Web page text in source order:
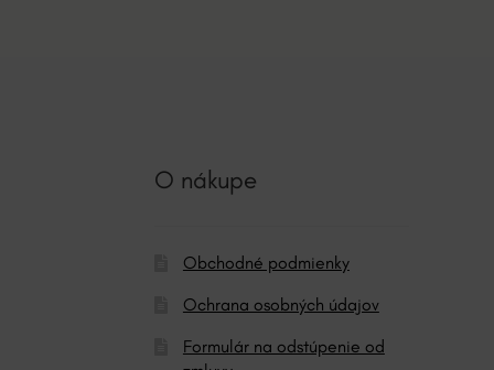
O nákupe
Obchodné podmienky
Ochrana osobných údajov
Formulár na odstúpenie od